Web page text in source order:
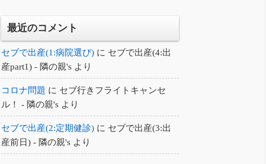
最近のコメント
セブで出産(1:病院選び) に セブで出産(4:出
産part1) - 隣の親's より
コロナ問題 に セブ行きフライトキャンセ
ル！ - 隣の親's より
セブで出産(2:定期健診) に セブで出産(3:出
産前日) - 隣の親's より